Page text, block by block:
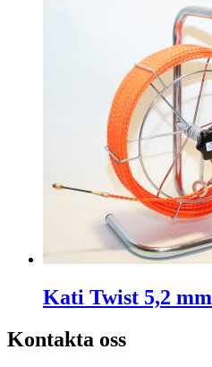
Kati Twist 5,2 mm
Kontakta oss